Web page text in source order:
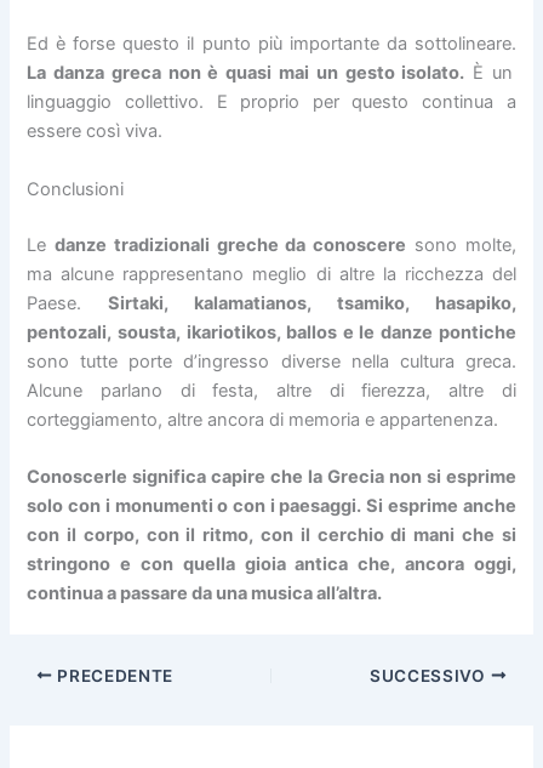
Ed è forse questo il punto più importante da sottolineare.
La danza greca non è quasi mai un gesto isolato. È un
linguaggio collettivo. E proprio per questo continua a
essere così viva.
Conclusioni
Ledanze tradizionali greche da conoscere sono molte,
ma alcune rappresentano meglio di altre la ricchezza del
Paese.Sirtaki, kalamatianos, tsamiko, hasapiko,
pentozali, sousta, ikariotikos, ballos e le danze pontiche
sono tutte porte d’ingresso diverse nella cultura greca.
Alcune parlano di festa, altre di fierezza, altre di
corteggiamento, altre ancora di memoria e appartenenza.
Conoscerle significa capire che la Grecia non si esprime
solo con i monumenti o con i paesaggi. Si esprime anche
con il corpo, con il ritmo, con il cerchio di mani che si
stringono e con quella gioia antica che, ancora oggi,
continua a passare da una musica all’altra.
PRECEDENTE SUCCESSIVO